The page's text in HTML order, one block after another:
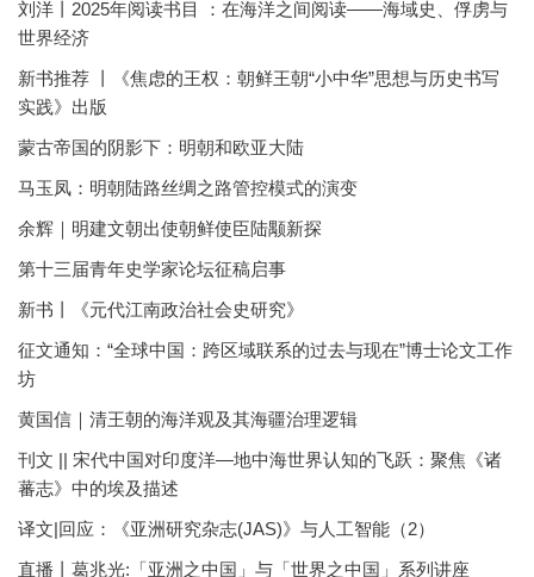
刘洋丨2025年阅读书目 ：在海洋之间阅读——海域史、俘虏与
世界经济
新书推荐 丨《焦虑的王权：朝鲜王朝“小中华”思想与历史书写
实践》出版
蒙古帝国的阴影下：明朝和欧亚大陆
马玉凤：明朝陆路丝绸之路管控模式的演变
余辉｜明建文朝出使朝鲜使臣陆颙新探
第十三届青年史学家论坛征稿启事
新书丨《元代江南政治社会史研究》
征文通知：“全球中国：跨区域联系的过去与现在”博士论文工作
坊
黄国信｜清王朝的海洋观及其海疆治理逻辑
刊文 || 宋代中国对印度洋—地中海世界认知的飞跃：聚焦《诸
蕃志》中的埃及描述
译文|回应：《亚洲研究杂志(JAS)》与人工智能（2）
直播丨葛兆光:「亚洲之中国」与「世界之中国」系列讲座